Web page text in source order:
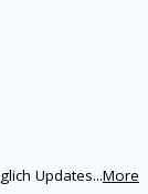
Updates...More